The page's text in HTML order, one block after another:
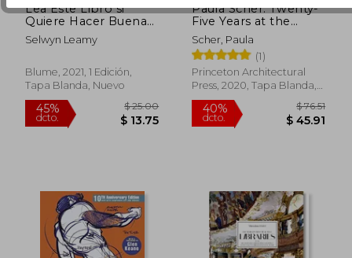
40%
dcto. $ 83.03
45%
dcto. $
Lea Este Libro si
Quiere Hacer Buenas
Pinturas
Selwyn Leamy
Blume, 2021, 1 Edición,
Tapa Blanda, Nuevo
Paula Scher: Twenty-
Five Years at the
Public: A Love Story
(en Inglés)
Scher, Paula
(1)
Princeton Architectural
Press, 2020, Tapa Blanda,
Nuevo